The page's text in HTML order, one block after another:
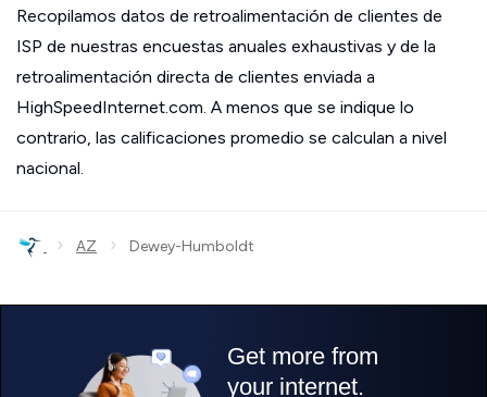
Recopilamos datos de retroalimentación de clientes de
ISP de nuestras encuestas anuales exhaustivas y de la
retroalimentación directa de clientes enviada a
HighSpeedInternet.com. A menos que se indique lo
contrario, las calificaciones promedio se calculan a nivel
nacional.
› AZ › Dewey-Humboldt